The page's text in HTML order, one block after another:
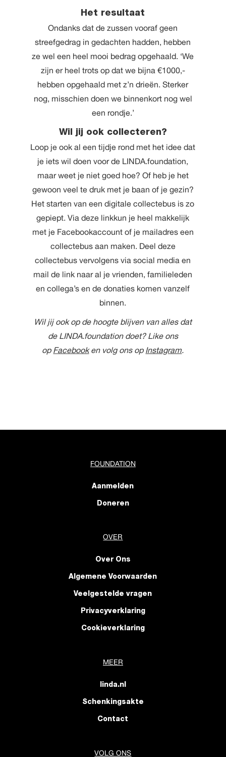
Het resultaat
Ondanks dat de zussen vooraf geen
streefgedrag in gedachten hadden, hebben
ze wel een heel mooi bedrag opgehaald. ‘We
zijn er heel trots op dat we bijna €1000,-
hebben opgehaald met z’n drieën. Sterker
nog, misschien doen we binnenkort nog wel
een rondje.’
Wil jij ook collecteren?
Loop je ook al een tijdje rond met het idee dat
je iets wil doen voor de LINDA.foundation,
maar weet je niet goed hoe? Of heb je het
gewoon veel te druk met je baan of je gezin?
Het starten van een digitale collectebus is zo
gepiept. Viadeze linkkun je heel makkelijk
met je Facebookaccount of je mailadres een
collectebus aan maken. Deel deze
collectebus vervolgens via social media en
mail de link naar al je vrienden, familieleden
en collega’s en de donaties komen vanzelf
binnen.
Wil jij ook op de hoogte blijven van alles dat
de LINDA.foundation doet? Like ons
op Facebooken volg ons op Instagram.
FOUNDATION
Aanmelden
Doneren
OVER
Over Ons
Algemene Voorwaarden
Veelgestelde vragen
Privacyverklaring
Cookieverklaring
MEER
linda.nl
Schenkingsakte
Contact
VOLG ONS